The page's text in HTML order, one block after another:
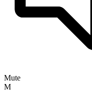
Mute
M